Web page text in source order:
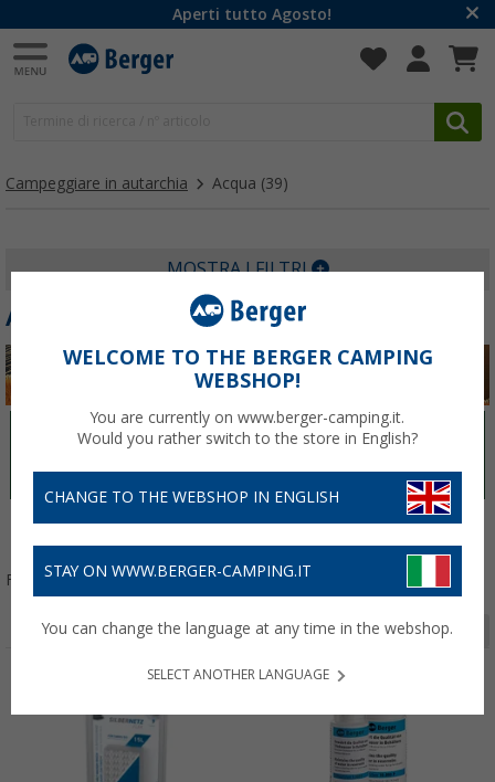
Aperti tutto Agosto!
Campeggiare in autarchia Acqua (39)
MOSTRA I FILTRI
ACQUA
Elettricità Acqua
Gas Sanitari
Cucina
Filtrare per:
Pagina 1 da 2
WELCOME TO THE BERGER CAMPING
WEBSHOP!
You are currently on www.berger-camping.it.
Would you rather switch to the store in English?
CHANGE TO THE WEBSHOP IN ENGLISH
STAY ON WWW.BERGER-CAMPING.IT
You can change the language at any time in the webshop.
SELECT ANOTHER LANGUAGE